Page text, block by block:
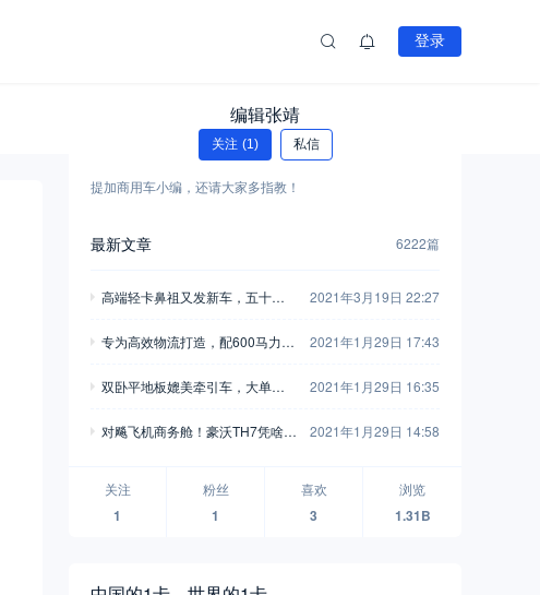
登录
编辑张靖
关注 (1) 私信
提加商用车小编，还请大家多指教！
最新文章 6222篇
高端轻卡鼻祖又发新车，五十铃
别错过
2021年3月19日 22:27
专为高效物流打造，配600马力玉
版牵引车
2021年1月29日 17:43
双卧平地板媲美牵引车，大单桥7
2021年1月29日 16:35
对飚飞机商务舱！豪沃TH7凭啥开
2021年1月29日 14:58
关注
1
粉丝
1
喜欢
3
浏览
1.31B